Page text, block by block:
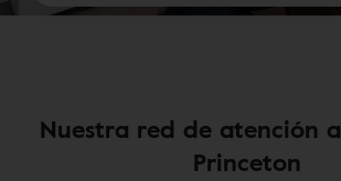
Nuestra red de atención
Princeton